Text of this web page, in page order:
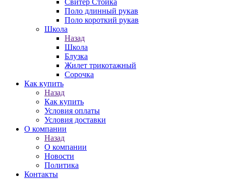
Свитер Стойка
Поло длинный рукав
Поло короткий рукав
Школа
Назад
Школа
Блузка
Жилет трикотажный
Сорочка
Как купить
Назад
Как купить
Условия оплаты
Условия доставки
О компании
Назад
О компании
Новости
Политика
Контакты